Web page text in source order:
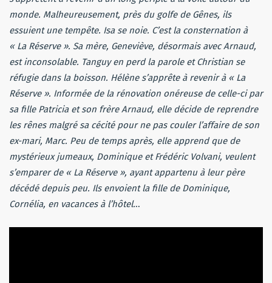
monde. Malheureusement, près du golfe de Gênes, ils
essuient une tempête. Isa se noie. C’est la consternation à
« La Réserve ». Sa mère, Geneviève, désormais avec Arnaud,
est inconsolable. Tanguy en perd la parole et Christian se
réfugie dans la boisson. Hélène s’apprête à revenir à « La
Réserve ». Informée de la rénovation onéreuse de celle-ci par
sa fille Patricia et son frère Arnaud, elle décide de reprendre
les rênes malgré sa cécité pour ne pas couler l’affaire de son
ex-mari, Marc. Peu de temps après, elle apprend que de
mystérieux jumeaux, Dominique et Frédéric Volvani, veulent
s’emparer de « La Réserve », ayant appartenu à leur père
décédé depuis peu. Ils envoient la fille de Dominique,
Cornélia, en vacances à l’hôtel...